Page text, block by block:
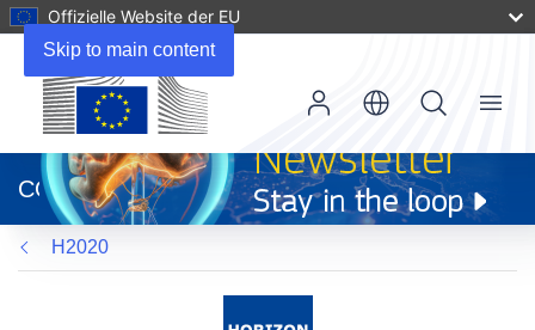
Skip to main content
Offizielle Website der EU
neuem
Fenster)
CORDIS
Menu
H2020